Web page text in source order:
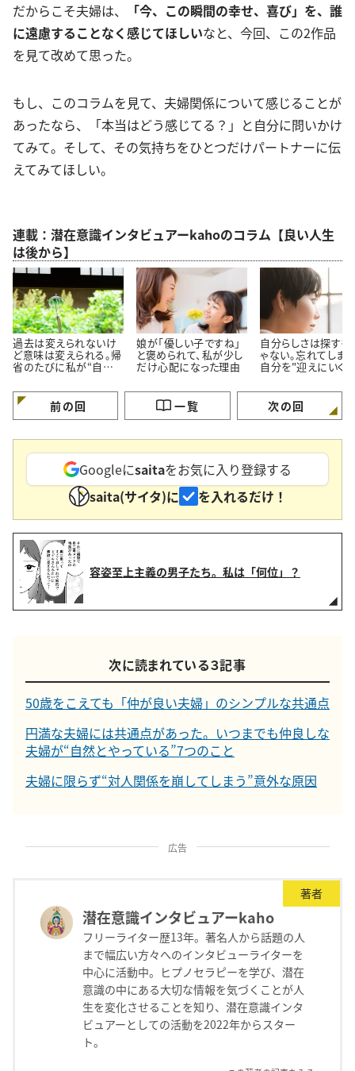
だからこそ夫婦は、
「今、この瞬間の幸せ、喜び」を、誰
に遠慮することなく感じてほしいなと、今回、この2作品
を見て改めて思った。
もし、このコラムを見て、夫婦関係について感じることが
あったなら、「本当はどう感じてる？」と自分に問いかけ
てみて。そして、その気持ちをひとつだけパートナーに伝
えてみてほしい。
連載：潜在意識インタビュアーkahoのコラム【良い人生
は後から】
過去は変えられないけ
ど意味は変えられる。帰
省のたびに私が“自分を
娘が「優しい子ですね」
と褒められて、私が少し
だけ心配になった理由
自分らしさは探すも
ゃない。忘れてしま
自分を"迎えにいく"
前の回 一覧 次の回
Googleにsaitaをお気に入り登録する
saita(サイタ)に
を入れるだけ！
容姿至上主義の男子たち。私は「何位」？
次に読まれている３記事
50歳をこえても「仲が良い夫婦」のシンプルな共通点
円満な夫婦には共通点があった。いつまでも仲良しな
夫婦が“自然とやっている”7つのこと
夫婦に限らず“対人関係を崩してしまう”意外な原因
広告
著者
潜在意識インタビュアーkaho
フリーライター歴13年。著名人から話題の人
まで幅広い方々へのインタビューライターを
中心に活動中。ヒプノセラピーを学び、潜在
意識の中にある大切な情報を気づくことが人
生を変化させることを知り、潜在意識インタ
ビュアーとしての活動を2022年からスター
ト。